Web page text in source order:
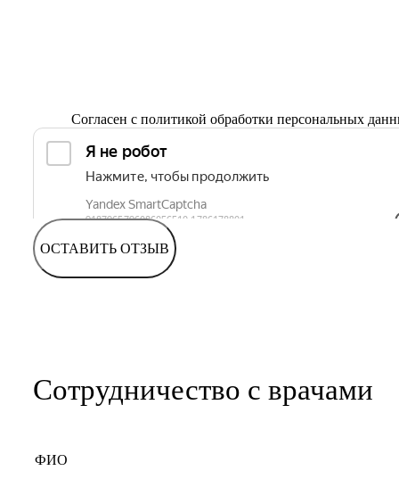
Согласен с политикой обработки персональных
ОСТАВИТЬ ОТЗЫВ
Сотрудничество с врачами